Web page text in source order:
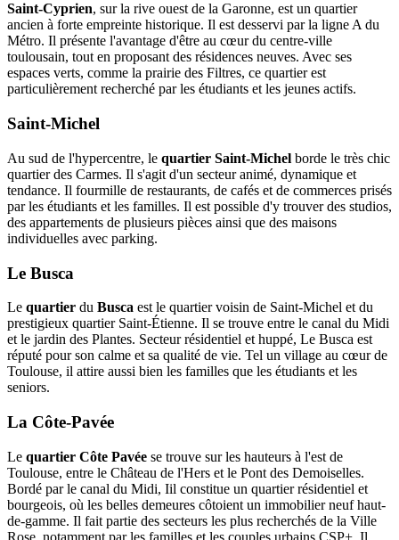
Saint-Cyprien, sur la rive ouest de la Garonne, est un quartier
ancien à forte empreinte historique. Il est desservi par la ligne A du
Métro. Il présente l'avantage d'être au cœur du centre-ville
toulousain, tout en proposant des résidences neuves. Avec ses
espaces verts, comme la prairie des Filtres, ce quartier est
particulièrement recherché par les étudiants et les jeunes actifs.
Saint-Michel
Au sud de l'hypercentre, le quartier Saint-Michel borde le très chic
quartier des Carmes. Il s'agit d'un secteur animé, dynamique et
tendance. Il fourmille de restaurants, de cafés et de commerces prisés
par les étudiants et les familles. Il est possible d'y trouver des studios,
des appartements de plusieurs pièces ainsi que des maisons
individuelles avec parking.
Le Busca
Le quartier du Busca est le quartier voisin de Saint-Michel et du
prestigieux quartier Saint-Étienne. Il se trouve entre le canal du Midi
et le jardin des Plantes. Secteur résidentiel et huppé, Le Busca est
réputé pour son calme et sa qualité de vie. Tel un village au cœur de
Toulouse, il attire aussi bien les familles que les étudiants et les
seniors.
La Côte-Pavée
Le quartier Côte Pavée se trouve sur les hauteurs à l'est de
Toulouse, entre le Château de l'Hers et le Pont des Demoiselles.
Bordé par le canal du Midi, Iil constitue un quartier résidentiel et
bourgeois, où les belles demeures côtoient un immobilier neuf haut-
de-gamme. Il fait partie des secteurs les plus recherchés de la Ville
Rose, notamment par les familles et les couples urbains CSP+. Il